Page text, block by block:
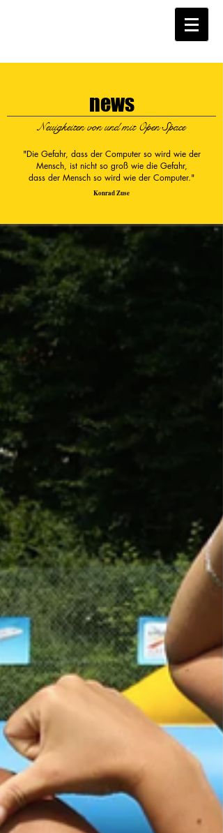
news
Neuigkeiten von und mit Open Space
"Die Gefahr, dass der Computer so wird wie der
Mensch, ist nicht so groß wie die Gefahr,
dass der Mensch so wird wie der Computer."
Konrad Zuse